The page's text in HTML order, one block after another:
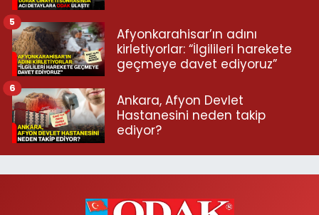
Afyonkarahisar’ın adını
kirletiyorlar: “İlgilileri harekete
geçmeye davet ediyoruz”
5
Ankara, Afyon Devlet
Hastanesini neden takip
ediyor?
6